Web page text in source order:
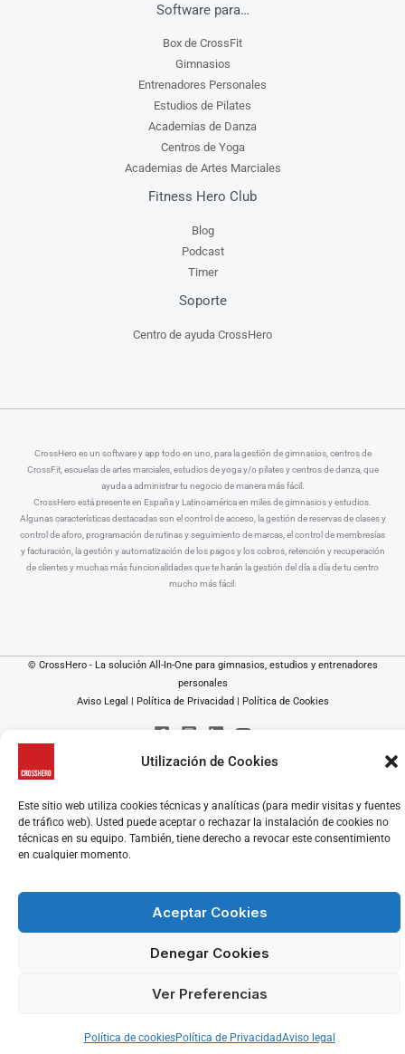
Utilización de Cookies
Este sitio web utiliza cookies técnicas y analíticas (para medir visitas y fuentes
de tráfico web). Usted puede aceptar o rechazar la instalación de cookies no
técnicas en su equipo. También, tiene derecho a revocar este consentimiento
en cualquier momento.
Aceptar Cookies
Denegar Cookies
Ver Preferencias
Política de cookiesPolítica de PrivacidadAviso legal
Software para…
Box de CrossFit
Gimnasios
Entrenadores Personales
Estudios de Pilates
Academias de Danza
Centros de Yoga
Academias de Artes Marciales
Fitness Hero Club
Blog
Podcast
Timer
Soporte
Centro de ayuda CrossHero
CrossHero es un software y app todo en uno, para la gestión de gimnasios, centros de
CrossFit, escuelas de artes marciales, estudios de yoga y/o pilates y centros de danza, que
ayuda a administrar tu negocio de manera más fácil.
CrossHero está presente en España y Latinoamérica en miles de gimnasios y estudios.
Algunas características destacadas son el control de acceso, la gestión de reservas de clases y
control de aforo, programación de rutinas y seguimiento de marcas, el control de membresías
y facturación, la gestión y automatización de los pagos y los cobros, retención y recuperación
de clientes y muchas más funcionalidades que te harán la gestión del día a día de tu centro
mucho más fácil.
© CrossHero - La solución All-In-One para gimnasios, estudios y entrenadores
personales
Aviso Legal | Política de Privacidad | Política de Cookies